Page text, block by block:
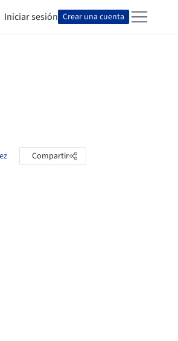
Iniciar sesión Crear una cuenta
Compartir